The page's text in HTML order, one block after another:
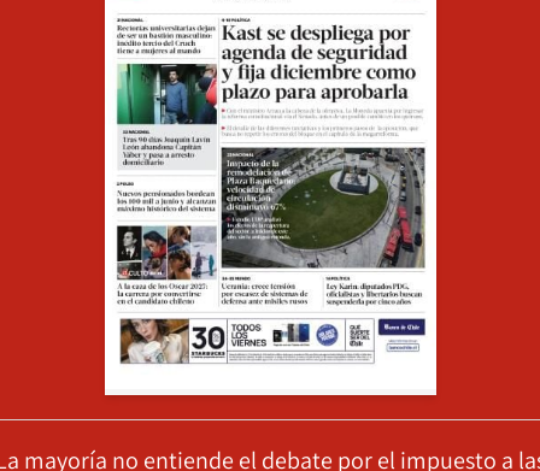
mayoría no entiende el debate por el impuesto a